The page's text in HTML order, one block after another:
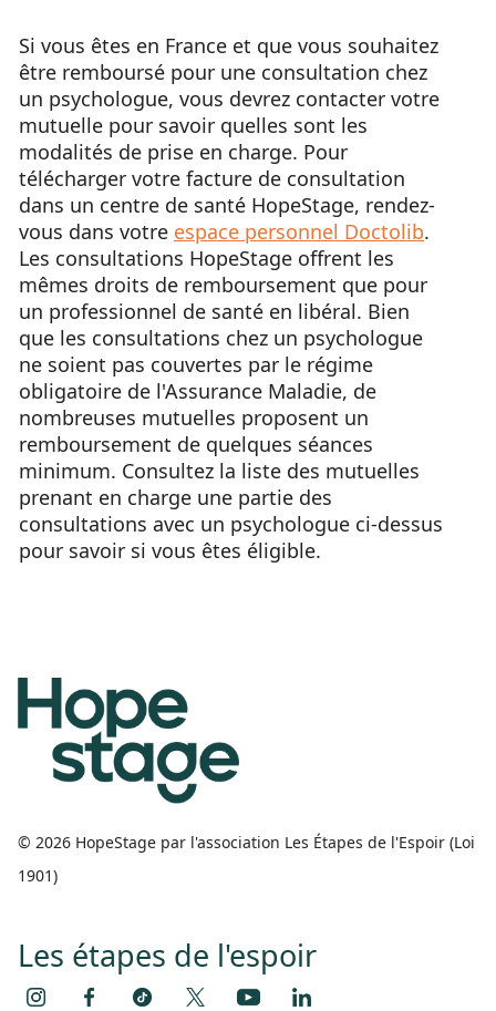
Si vous êtes en France et que vous souhaitez
être remboursé pour une consultation chez
un psychologue, vous devrez contacter votre
mutuelle pour savoir quelles sont les
modalités de prise en charge. Pour
télécharger votre facture de consultation
dans un centre de santé HopeStage, rendez-
vous dans votre espace personnel Doctolib.
Les consultations HopeStage offrent les
mêmes droits de remboursement que pour
un professionnel de santé en libéral. Bien
que les consultations chez un psychologue
ne soient pas couvertes par le régime
obligatoire de l'Assurance Maladie, de
nombreuses mutuelles proposent un
remboursement de quelques séances
minimum. Consultez la liste des mutuelles
prenant en charge une partie des
consultations avec un psychologue ci-dessus
pour savoir si vous êtes éligible.
© 2026 HopeStage par l'association Les Étapes de l'Espoir (Loi
1901)
Les étapes de l'espoir